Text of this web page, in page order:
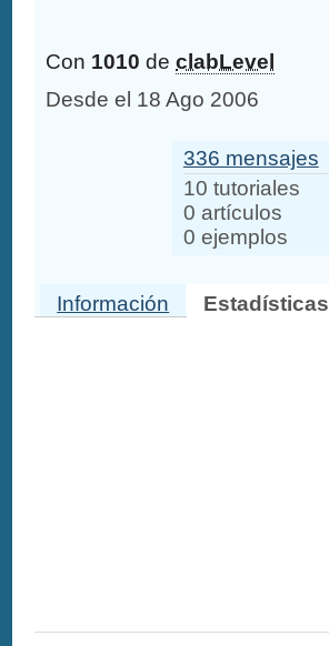
Con 1010 declabLevel
Desde el 18 Ago 2006
336 mensajes
10 tutoriales
0 artículos
0 ejemplos
Información Estadísticas